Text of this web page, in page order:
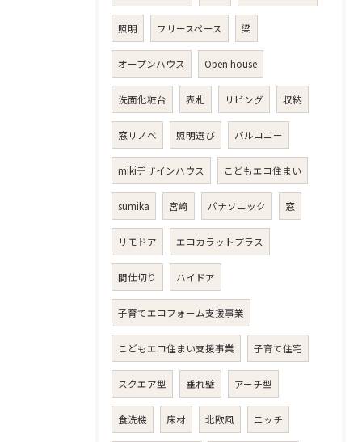
照明 フリースペース 梁
オープンハウス Open house
洗面化粧台 表札 リビング 収納
窓リノベ 照明選び バルコニー
mikiデザインハウス こどもエコ住まい
sumika 宮崎 パナソニック 窓
リモドア エコカラットプラス
間仕切り ハイドア
子育てエコフォーム支援事業
こどもエコ住まい支援事業 子育て住宅
スクエア型 垂れ壁 アーチ型
食洗機 床材 北欧風 ニッチ